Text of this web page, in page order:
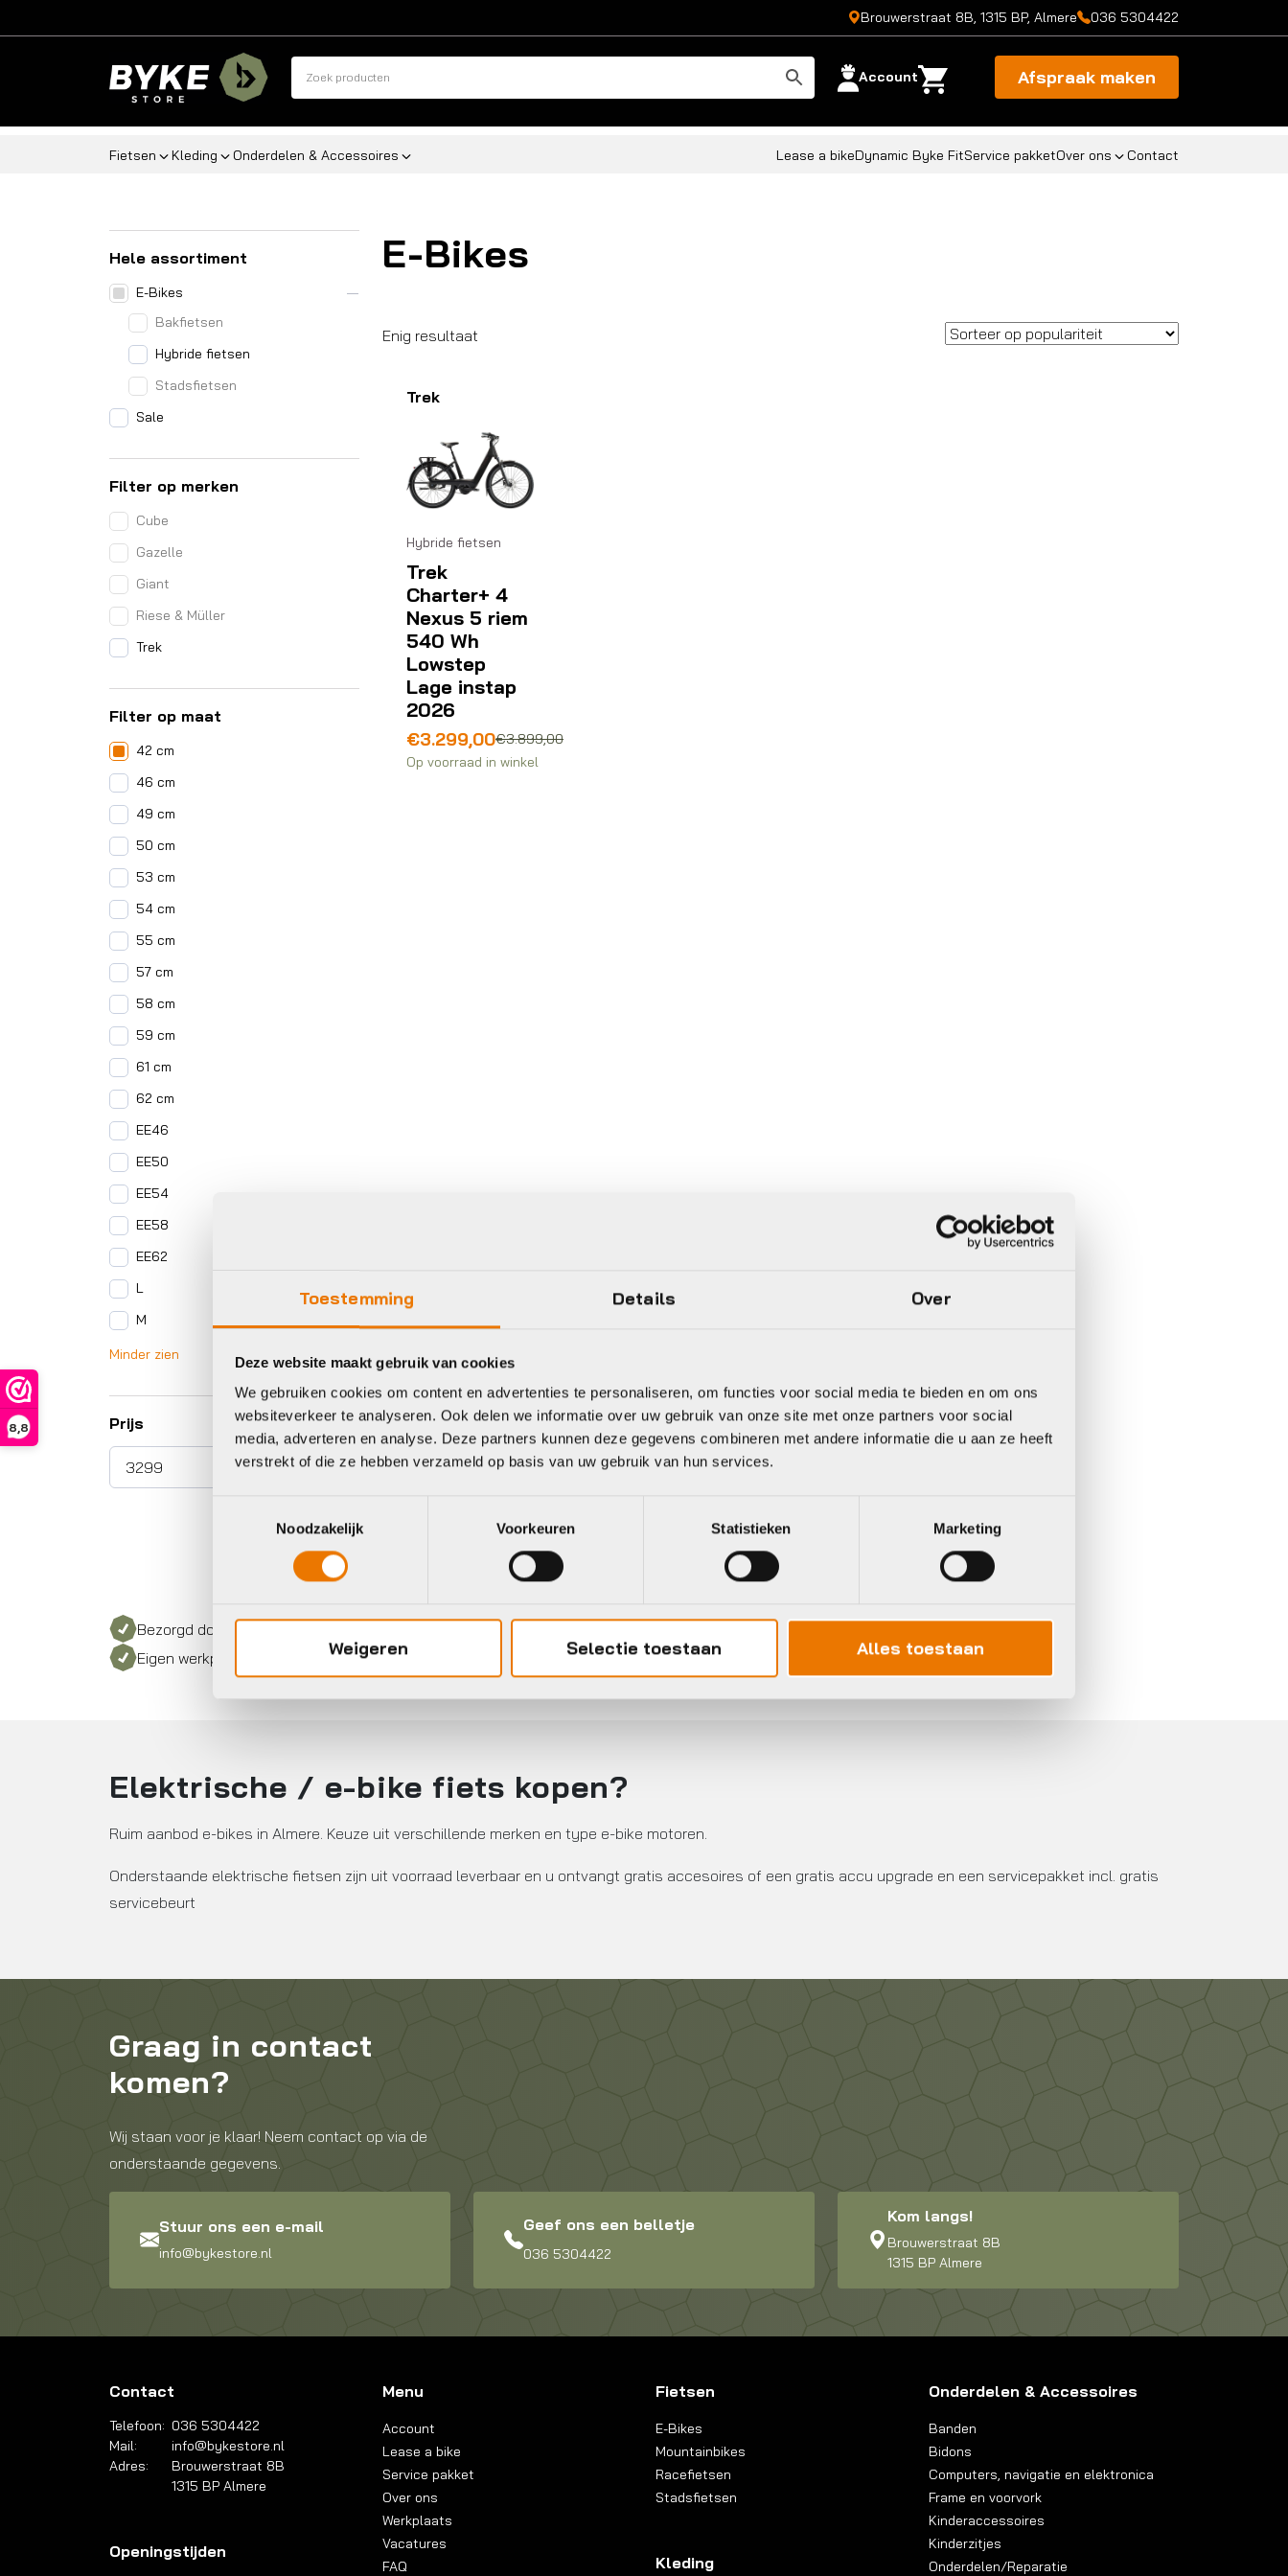
Toestemming Details Over
Deze website maakt gebruik van cookies
We gebruiken cookies om content en advertenties te personaliseren, om functies voor social media te bieden en om ons
websiteverkeer te analyseren. Ook delen we informatie over uw gebruik van onze site met onze partners voor social
media, adverteren en analyse. Deze partners kunnen deze gegevens combineren met andere informatie die u aan ze heeft
verstrekt of die ze hebben verzameld op basis van uw gebruik van hun services.
Noodzakelijk
Voorkeuren Statistieken Marketing
Weigeren Selectie toestaan Alles toestaan
8,8
Brouwerstraat 8B, 1315 BP, Almere 036 5304422
Account Afspraak maken
Fietsen Kleding Onderdelen & Accessoires Lease a bikeDynamic Byke FitService pakketOver ons Contact
Hele assortiment
E-Bikes
Bakfietsen
Hybride fietsen
Stadsfietsen
Sale
Filter op merken
Cube
Gazelle
Giant
Riese & Müller
Trek
Filter op maat
42 cm
46 cm
49 cm
50 cm
53 cm
54 cm
55 cm
57 cm
58 cm
59 cm
61 cm
62 cm
EE46
EE50
EE54
EE58
EE62
L
M
Minder zien
Prijs
E-Bikes
Enig resultaat
Trek
Hybride fietsen
Trek
Charter+ 4
Nexus 5 riem
540 Wh
Lowstep
Lage instap
2026
€3.899,00
Oorspronkelijke
prijs
€3.299,00
Huidige
prijs
Op voorraad in winkel
Bezorgd door heel Nederland
Eigen werkplaats met gecertificeerd personeel
Elektrische / e-bike fiets kopen?
Ruim aanbod e-bikes in Almere. Keuze uit verschillende merken en type e-bike motoren.
Onderstaande elektrische fietsen zijn uit voorraad leverbaar en u ontvangt gratis accesoires of een gratis accu upgrade en een servicepakket incl. gratis
servicebeurt
Graag in contact
komen?
Wij staan voor je klaar! Neem contact op via de
onderstaande gegevens.
Stuur ons een e-mail
info@bykestore.nl
Geef ons een belletje
036 5304422
Kom langs!
Brouwerstraat 8B
1315 BP Almere
Contact
Telefoon: 036 5304422
Mail:
info@bykestore.nl
Adres:
Brouwerstraat 8B
1315 BP Almere
Openingstijden
Menu
Account
Lease a bike
Service pakket
Over ons
Werkplaats
Vacatures
FAQ
Fietsen
E-Bikes
Mountainbikes
Racefietsen
Stadsfietsen
Kleding
Onderdelen & Accessoires
Banden
Bidons
Computers, navigatie en elektronica
Frame en voorvork
Kinderaccessoires
Kinderzitjes
Onderdelen/Reparatie